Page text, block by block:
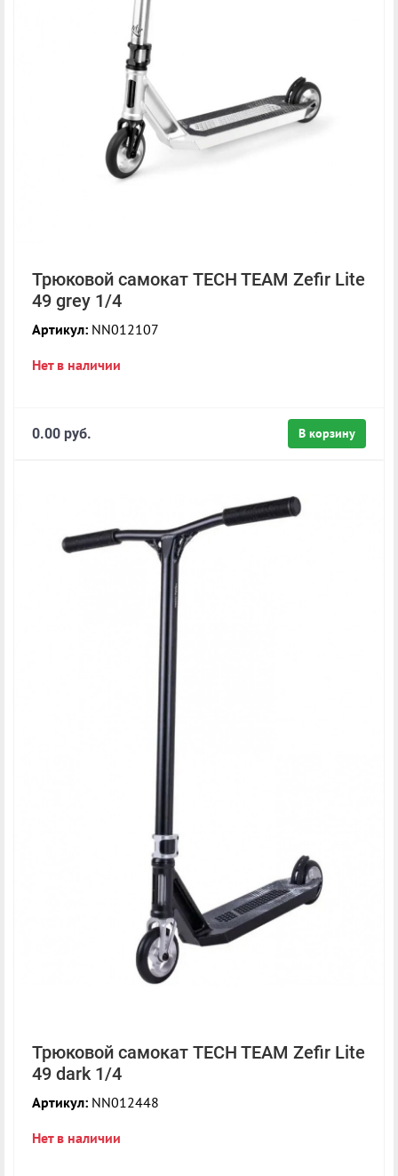
Трюковой самокат TECH TEAM Zefir Lite
49 grey 1/4
Артикул: NN012107
Нет в наличии
В корзину
0.00 руб.
Трюковой самокат TECH TEAM Zefir Lite
49 dark 1/4
Артикул: NN012448
Нет в наличии